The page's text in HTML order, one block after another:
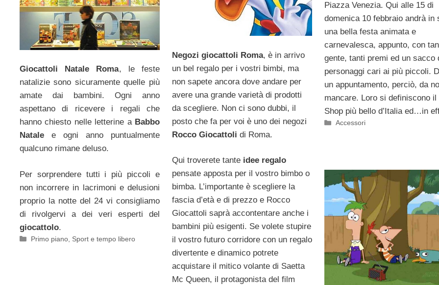
Piazza Venezia. Qui alle 15 di
domenica 10 febbraio andrà in
una bella festa animata e
carnevalesca, appunto, con
gente, tanti premi ed un sacco
personaggi cari ai più piccoli.
un appuntamento, perciò, da
mancare. Loro si definiscono il
Shop più bello d’Italia ed…in
Categorie
Accessori
Giocattoli Natale Roma, le feste
natalizie sono sicuramente quelle più
amate dai bambini. Ogni anno
aspettano di ricevere i regali che
hanno chiesto nelle letterine a Babbo
Natale e ogni anno puntualmente
qualcuno rimane deluso.
Per sorprendere tutti i più piccoli e
non incorrere in lacrimoni e delusioni
proprio la notte del 24 vi consigliamo
di rivolgervi a dei veri esperti del
giocattolo.
Categorie
Primo piano Sport e tempo libero
Negozi giocattoli Roma, è in arrivo
un bel regalo per i vostri bimbi, ma
non sapete ancora dove andare per
avere una grande varietà di prodotti
da scegliere. Non ci sono dubbi, il
posto che fa per voi è uno dei negozi
Rocco Giocattoli di Roma.
Qui troverete tanteidee regalo
pensate apposta per il vostro bimbo o
bimba. L’importante è scegliere la
fascia d’età e di prezzo e Rocco
Giocattoli saprà accontentare anche i
bambini più esigenti. Se volete stupire
il vostro futuro corridore con un regalo
divertente e dinamico potrete
acquistare il mitico volante di Saetta
Mc Queen, il protagonista del film